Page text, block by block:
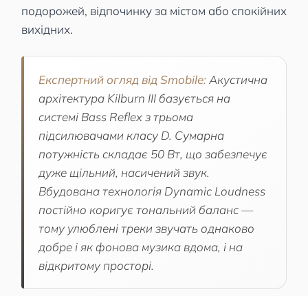
подорожей, відпочинку за містом або спокійних
вихідних.
Експертний огляд від Smobile:Акустична
архітектура Kilburn III базується на
системі Bass Reflex з трьома
підсилювачами класу D. Сумарна
потужність складає 50 Вт, що забезпечує
дуже щільний, насичений звук.
Вбудована технологія Dynamic Loudness
постійно коригує тональний баланс —
тому улюблені треки звучать однаково
добре і як фонова музика вдома, і на
відкритому просторі.